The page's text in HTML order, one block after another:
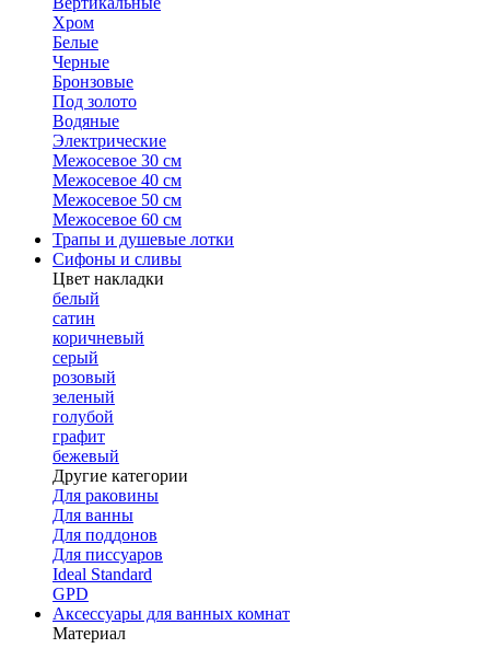
Хром
Белые
Черные
Бронзовые
Под золото
Водяные
Электрические
Межосевое 30 см
Межосевое 40 см
Межосевое 50 см
Межосевое 60 см
Трапы и душевые лотки
Сифоны и сливы
Цвет накладки
белый
сатин
коричневый
серый
розовый
зеленый
голубой
графит
бежевый
Другие категории
Для раковины
Для ванны
Для поддонов
Для писсуаров
Ideal Standard
GPD
Аксессуары для ванных комнат
Материал